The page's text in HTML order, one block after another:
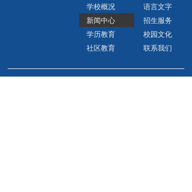
学校概况
新闻中心
学历教育
社区教育
语言文字
招生服务
校园文化
联系我们